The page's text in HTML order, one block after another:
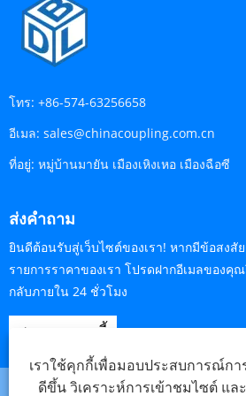
โทร: +86-574-63256658
อีเมล: sales@chinacoupling.com.cn
ที่อยู่: หมู่บ้านมายัน เมืองเหิงเหอ เมืองฉือซี
ส่งคำถาม
ยินดีต้อนรับสู่เว็บไซต์ของเรา! หากมีข้อสง
รายการราคาของเรา โปรดฝากอีเมลของคุ
กลับภายใน 24 ชั่วโมง
สอบถามตอนนี้
เราใช้คุกกี้เพื่อมอบประสบการณ์กา
ดีขึ้น วิเคราะห์การเข้าชมไซต์ แล